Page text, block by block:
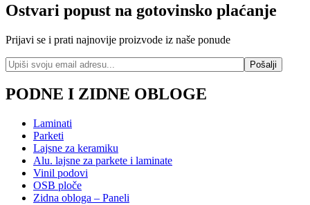
Ostvari popust na gotovinsko plaćanje
Prijavi se i prati najnovije proizvode iz naše ponude
PODNE I ZIDNE OBLOGE
Laminati
Parketi
Lajsne za keramiku
Alu. lajsne za parkete i laminate
Vinil podovi
OSB ploče
Zidna obloga – Paneli